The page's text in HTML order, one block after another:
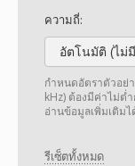
ความถี่:
อัตโนมัติ (ไม่
กำหนดอัตราตัวอย่
kHz) ต้องมีค่าไม่ต่
อ่านข้อมูลเพิ่มเติมไ
รีเซ็ตทั้งหมด